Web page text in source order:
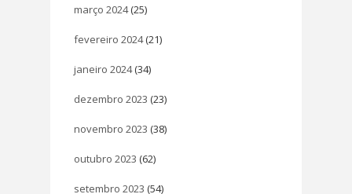
março 2024(25)
fevereiro 2024(21)
janeiro 2024(34)
dezembro 2023 (23)
novembro 2023 (38)
outubro 2023 (62)
setembro 2023 (54)